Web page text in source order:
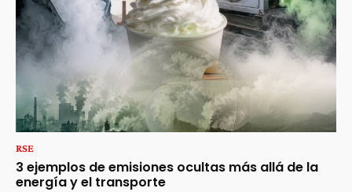
RSE
3 ejemplos de emisiones ocultas más allá de la
energía y el transporte